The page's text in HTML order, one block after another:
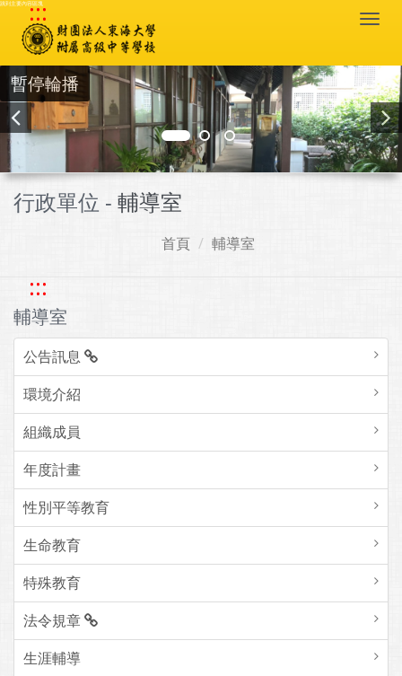
跳到主要內容區塊
:::
暫停輪播
行政單位 - 輔導室
首頁 輔導室
:::
輔導室
公告訊息
環境介紹
組織成員
年度計畫
性別平等教育
生命教育
特殊教育
法令規章
生涯輔導